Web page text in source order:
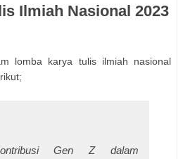
Ilmiah Nasional 2023
lomba karya tulis ilmiah nasional
Gen Z dalam